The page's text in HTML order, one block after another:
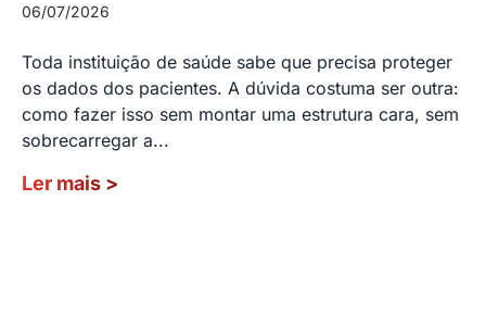
06/07/2026
Toda instituição de saúde sabe que precisa proteger
os dados dos pacientes. A dúvida costuma ser outra:
como fazer isso sem montar uma estrutura cara, sem
sobrecarregar a...
Ler mais >